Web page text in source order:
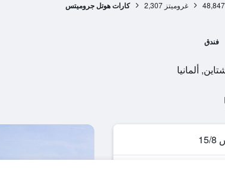
48,847 غروميتز 2,307 كارات هوتل جروميتس
فندق
8